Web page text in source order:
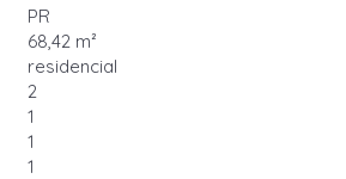
PR
68,42 m²
residencial
2
1
1
1